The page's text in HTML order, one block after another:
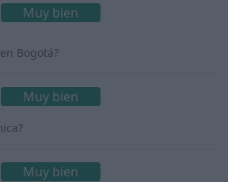
Muy bien
Bogotá?
Muy bien
Muy bien